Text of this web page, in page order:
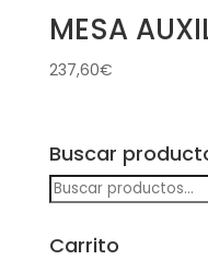
MESA
237,60€
Buscar
Buscar
por:
Carrito